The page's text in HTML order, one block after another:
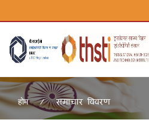
होम समाचार विवरण